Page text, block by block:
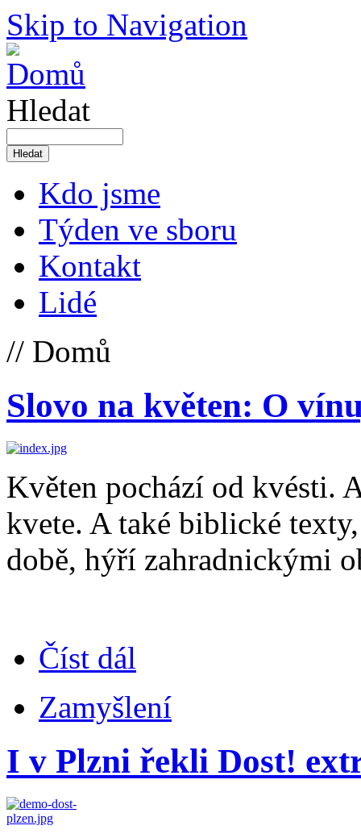
Skip to Navigation
Hledat
Kdo jsme
Týden ve sboru
Kontakt
Lidé
// Domů
Slovo na květen: O
Květen pochází od kvésti.
kvete. A také biblické
době, hýří zahradnickými
Číst dál
Zamyšlení
I v Plzni řekli Dost!